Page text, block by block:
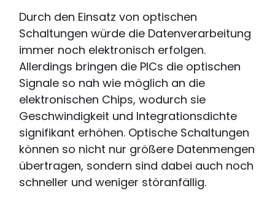
Durch den Einsatz von optischen
Schaltungen würde die Datenverarbeitung
immer noch elektronisch erfolgen.
Allerdings bringen die PICs die optischen
Signale so nah wie möglich an die
elektronischen Chips, wodurch sie
Geschwindigkeit und Integrationsdichte
signifikant erhöhen. Optische Schaltungen
können so nicht nur größere Datenmengen
übertragen, sondern sind dabei auch noch
schneller und weniger störanfällig.